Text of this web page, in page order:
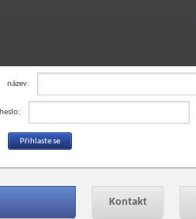
název:
heslo:
Kontakt